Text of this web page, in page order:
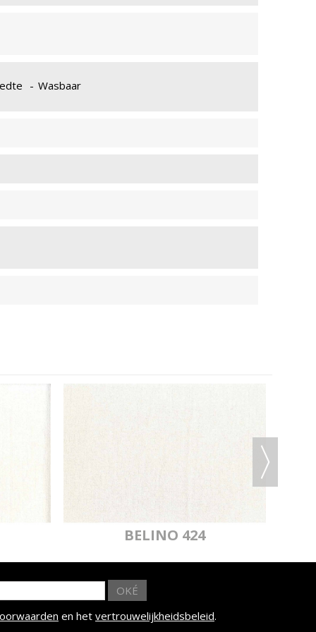
901
MYRIADE 091
MYRIADE 065
- Wasbaar
BELINO 424
OKÉ
en het vertrouwelijkheidsbeleid.